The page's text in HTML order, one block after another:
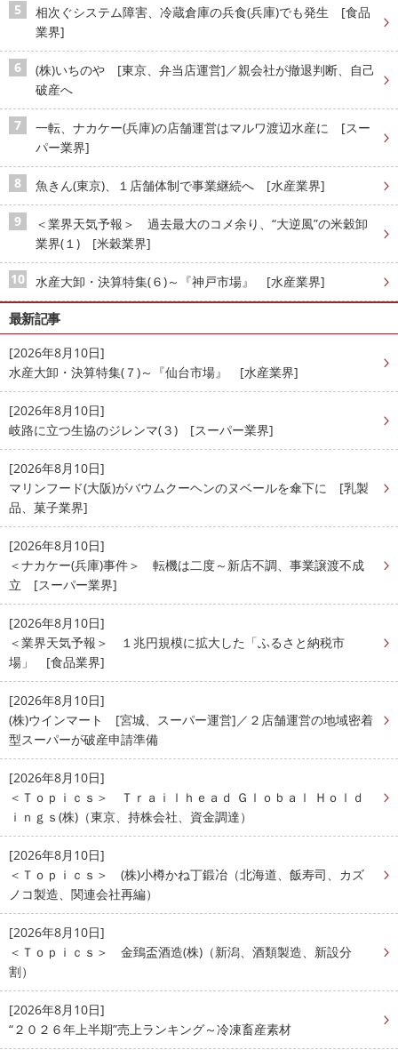
相次ぐシステム障害、冷蔵倉庫の兵食(兵庫)でも発生 [食品
業界]
(株)いちのや [東京、弁当店運営]／親会社が撤退判断、自己
破産へ
一転、ナカケー(兵庫)の店舗運営はマルワ渡辺水産に [スー
パー業界]
魚きん(東京)、１店舗体制で事業継続へ [水産業界]
＜業界天気予報＞ 過去最大のコメ余り、“大逆風”の米穀卸
業界(１) [米穀業界]
水産大卸・決算特集(６)～『神戸市場』 [水産業界]
最新記事
[2026年8月10日]
水産大卸・決算特集(７)～『仙台市場』 [水産業界]
[2026年8月10日]
岐路に立つ生協のジレンマ(３) [スーパー業界]
[2026年8月10日]
マリンフード(大阪)がバウムクーヘンのヌベールを傘下に [乳製
品、菓子業界]
[2026年8月10日]
＜ナカケー(兵庫)事件＞ 転機は二度～新店不調、事業譲渡不成
立 [スーパー業界]
[2026年8月10日]
＜業界天気予報＞ １兆円規模に拡大した「ふるさと納税市
場」 [食品業界]
[2026年8月10日]
(株)ウインマート [宮城、スーパー運営]／２店舗運営の地域密着
型スーパーが破産申請準備
[2026年8月10日]
＜Ｔｏｐｉｃｓ＞ Ｔｒａｉｌｈｅａｄ Ｇｌｏｂａｌ Ｈｏｌｄ
ｉｎｇｓ(株)（東京、持株会社、資金調達）
[2026年8月10日]
＜Ｔｏｐｉｃｓ＞ (株)小樽かね丁鍛冶（北海道、飯寿司、カズ
ノコ製造、関連会社再編）
[2026年8月10日]
＜Ｔｏｐｉｃｓ＞ 金鵄盃酒造(株)（新潟、酒類製造、新設分
割）
[2026年8月10日]
“２０２６年上半期”売上ランキング～冷凍畜産素材